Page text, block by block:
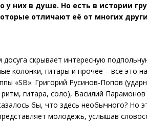
у них в душе. Но есть в истории
отличают её от многих
скрывает интересную
колонки, гитары и прочее – все это
«SB»: Григорий Русинов-Попов
гитара, соло), Василий Парамонов
бы, что здесь необычного? Но
молодежь, услышав